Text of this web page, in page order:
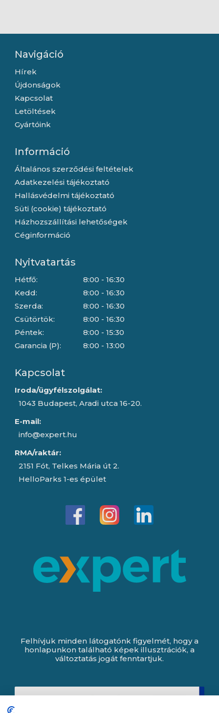
Navigáció
Hírek
Újdonságok
Kapcsolat
Letöltések
Gyártóink
Információ
Általános szerződési feltételek
Adatkezelési tájékoztató
Hallásvédelmi tájékoztató
Süti (cookie) tájékoztató
Házhozszállítási lehetőségek
Céginformáció
Nyitvatartás
Hétfő:
Kedd:
Szerda:
Csütörtök:
Péntek:
Garancia (P):
8:00 - 16:30
8:00 - 16:30
8:00 - 16:30
8:00 - 16:30
8:00 - 15:30
8:00 - 13:00
Kapcsolat
Iroda/ügyfélszolgálat:
1043 Budapest, Aradi utca 16-20.
E-mail:
info@expert.hu
RMA/raktár:
2151 Fót, Telkes Mária út 2.
HelloParks 1-es épület
Felhívjuk minden látogatónk figyelmét, hogy a
honlapunkon található képek illusztrációk, a
változtatás jogát fenntartjuk.